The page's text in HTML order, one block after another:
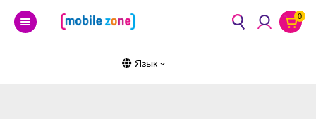
0
Язык